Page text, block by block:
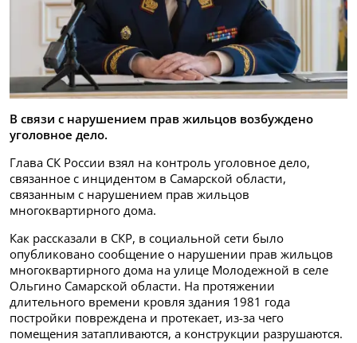
В связи с нарушением прав жильцов возбуждено
уголовное дело.
Глава СК России взял на контроль уголовное дело,
связанное с инцидентом в Самарской области,
связанным с нарушением прав жильцов
многоквартирного дома.
Как рассказали в СКР, в социальной сети было
опубликовано сообщение о нарушении прав жильцов
многоквартирного дома на улице Молодежной в селе
Ольгино Самарской области. На протяжении
длительного времени кровля здания 1981 года
постройки повреждена и протекает, из-за чего
помещения затапливаются, а конструкции разрушаются.